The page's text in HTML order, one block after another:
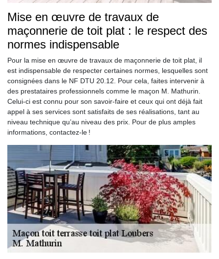
Mise en œuvre de travaux de
maçonnerie de toit plat : le respect des
normes indispensable
Pour la mise en œuvre de travaux de maçonnerie de toit plat, il
est indispensable de respecter certaines normes, lesquelles sont
consignées dans le NF DTU 20.12. Pour cela, faites intervenir à
des prestataires professionnels comme le maçon M. Mathurin.
Celui-ci est connu pour son savoir-faire et ceux qui ont déjà fait
appel à ses services sont satisfaits de ses réalisations, tant au
niveau technique qu’au niveau des prix. Pour de plus amples
informations, contactez-le !